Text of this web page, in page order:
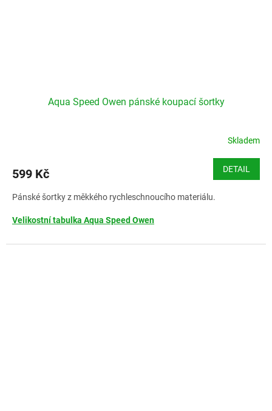
Aqua Speed Owen pánské koupací šortky
Skladem
599 Kč DETAIL
Pánské šortky z měkkého rychleschnoucího materiálu.
Velikostní tabulka Aqua Speed Owen